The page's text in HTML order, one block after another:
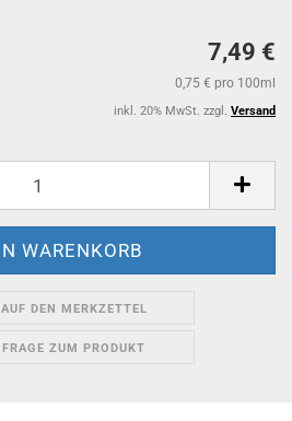
7,49 €
0,75 € pro 100ml
inkl. 20% MwSt. zzgl. Versand
AUF DEN MERKZETTEL
FRAGE ZUM PRODUKT